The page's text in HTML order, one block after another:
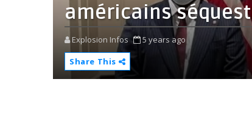
américains
Explosion Infos
5 years ago
Share This